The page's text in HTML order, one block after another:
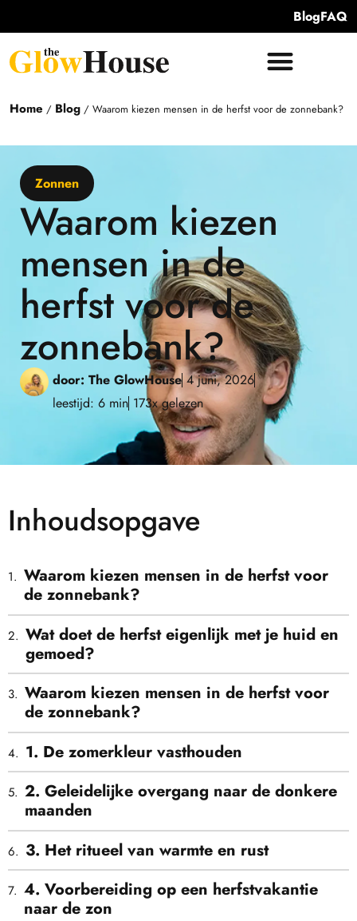
BlogFAQ
Home / Blog / Waarom kiezen mensen in de herfst voor de zonnebank?
Zonnen
Waarom kiezen
mensen in de
herfst voor de
zonnebank?
door: The GlowHouse 4 juni, 2026
leestijd: 6 min 173x gelezen
Inhoudsopgave
Waarom kiezen mensen in de herfst voor
de zonnebank?
Wat doet de herfst eigenlijk met je huid en
gemoed?
Waarom kiezen mensen in de herfst voor
de zonnebank?
1. De zomerkleur vasthouden
2. Geleidelijke overgang naar de donkere
maanden
3. Het ritueel van warmte en rust
4. Voorbereiding op een herfstvakantie
naar de zon